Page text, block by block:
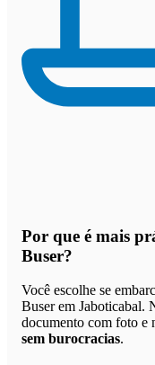
Por que é mais
Buser?
Você escolhe se
Buser em Jaboticabal.
documento com foto e
sem burocracias.